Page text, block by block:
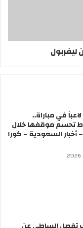
ليفربول
طرد 24 لاعباً في مباراة..
تحسم موقفها خلال
السعودية – كورا